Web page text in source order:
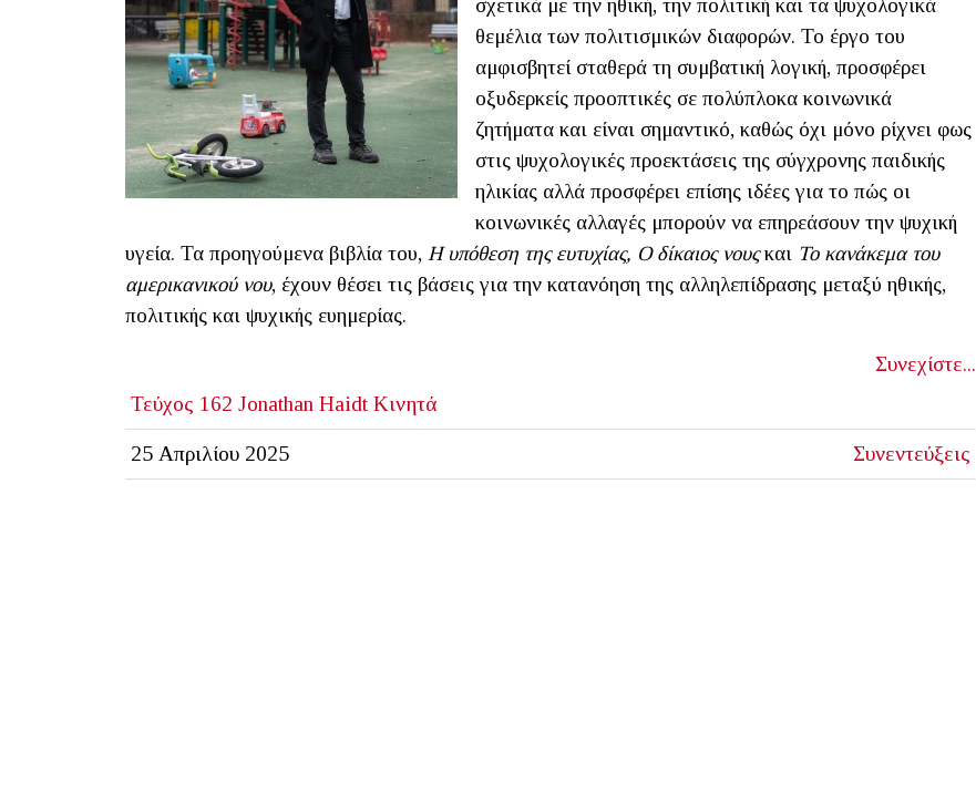
σχετικά με την ηθική, την πολιτική και τα ψυχολογικά
θεμέλια των πολιτισμικών διαφορών. Το έργο του
αμφισβητεί σταθερά τη συμβατική λογική, προσφέρει
οξυδερκείς προοπτικές σε πολύπλοκα κοινωνικά
ζητήματα και είναι σημαντικό, καθώς όχι μόνο ρίχνει φως
στις ψυχολογικές προεκτάσεις της σύγχρονης παιδικής
ηλικίας αλλά προσφέρει επίσης ιδέες για το πώς οι
κοινωνικές αλλαγές μπορούν να επηρεάσουν την ψυχική
υγεία. Τα προηγούμενα βιβλία του, Η υπόθεση της ευτυχίας, Ο δίκαιος νουςκαι Το κανάκεμα του
αμερικανικού νου, έχουν θέσει τις βάσεις για την κατανόηση της αλληλεπίδρασης μεταξύ ηθικής,
πολιτικής και ψυχικής ευημερίας.
Συνεχίστε...
Τεύχος 162 Jonathan Haidt Κινητά
25 Απριλίου 2025 Συνεντεύξεις